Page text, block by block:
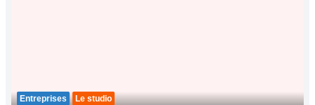
Entreprises Le studio